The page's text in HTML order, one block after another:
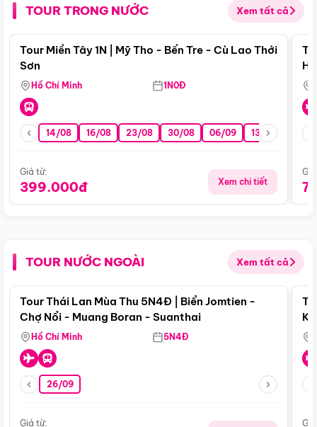
TOUR TRONG NƯỚC Xem tất cả
Điểm nổi bật
Tour Miền Tây 1N | Mỹ Tho - Bến Tre - Cù Lao Thới
Sơn
Hồ Chí Minh 1N0Đ
14/08 16/08 23/08 30/08 06/09 13/09 20/09
Giá từ:
399.000đ Xem chi tiết
TOUR NƯỚC NGOÀI Xem tất cả
Điểm nổi bật
Tour Thái Lan Mùa Thu 5N4Đ | Biển Jomtien -
Chợ Nổi - Muang Boran - Suanthai
Hồ Chí Minh 5N4Đ
26/09
Giá từ: